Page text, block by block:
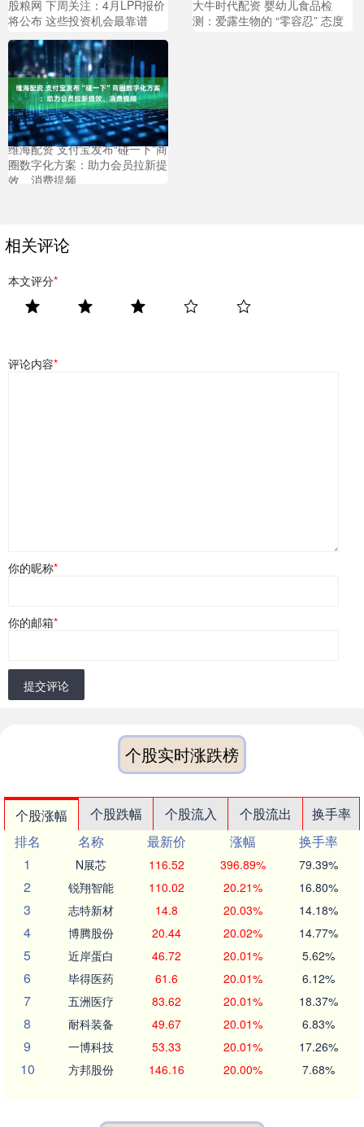
股粮网 下周关注：4月LPR报价
将公布 这些投资机会最靠谱
大牛时代配资 婴幼儿食品检
测：爱露生物的 “零容忍” 态度
维海配资 支付宝发布“碰一下”商
圈数字化方案：助力会员拉新提
效、消费提频
相关评论
本文评分*
评论内容*
你的昵称*
你的邮箱*
提交评论
个股实时涨跌榜
个股涨幅 个股跌幅 个股流入 个股流出
换手率
排名
名称 最新价 涨幅
换手率
1
N展芯 116.52 396.89% 79.39%
2 锐翔智能 110.02 20.21% 16.80%
3 志特新材 14.8 20.03% 14.18%
4 博腾股份 20.44 20.02% 14.77%
5 近岸蛋白 46.72 20.01% 5.62%
6 毕得医药 61.6 20.01% 6.12%
7 五洲医疗 83.62 20.01% 18.37%
8 耐科装备 49.67 20.01% 6.83%
9 一博科技 53.33 20.01% 17.26%
10 方邦股份 146.16 20.00% 7.68%